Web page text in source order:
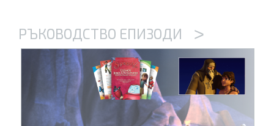
РЪКОВОДСТВО ЕПИЗОДИ >